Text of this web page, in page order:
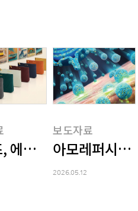
차플러스' 3종 출시
에티하드항공 프리미
보도자료
아모레퍼시픽
2026.05.12